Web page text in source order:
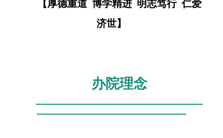
【厚德重道 博学精进 明志笃行 仁爱
济世】
办院理念